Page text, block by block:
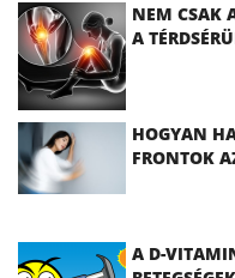
NEM CSAK
A
HOGYAN
FRONTOK
A D-